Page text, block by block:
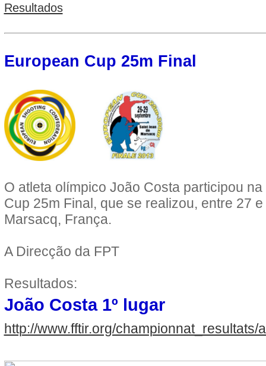
Resultados
European Cup 25m Final
O atleta olímpico João Costa participou
Cup 25m Final, que se realizou, entre 27
Marsacq, França.
A Direcção da FPT
Resultados:
João Costa 1º lugar
http://www.fftir.org/